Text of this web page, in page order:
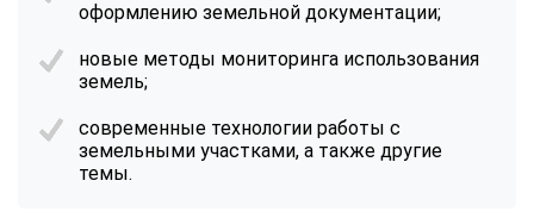
оформлению земельной документации;
новые методы мониторинга использования
земель;
современные технологии работы с
земельными участками, а также другие
темы.